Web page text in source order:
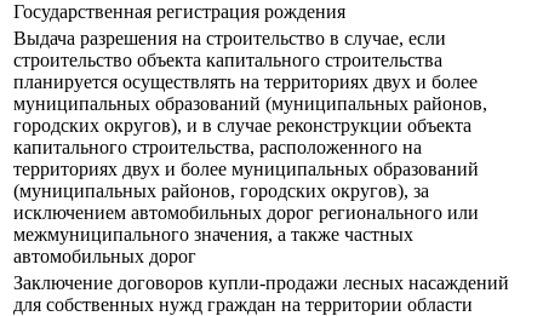
Государственная регистрация рождения
Выдача разрешения на строительство в случае, если
строительство объекта капитального строительства
планируется осуществлять на территориях двух и более
муниципальных образований (муниципальных районов,
городских округов), и в случае реконструкции объекта
капитального строительства, расположенного на
территориях двух и более муниципальных образований
(муниципальных районов, городских округов), за
исключением автомобильных дорог регионального или
межмуниципального значения, а также частных
автомобильных дорог
Заключение договоров купли-продажи лесных насаждений
для собственных нужд граждан на территории области